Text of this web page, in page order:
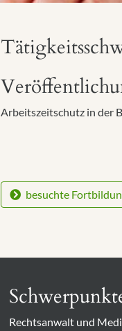
Arbeitszeitschutz in der
besuchte
Rechtsanwalt und